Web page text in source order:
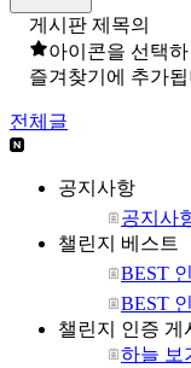
게시판 제목의
아이콘을 선택하
즐겨찾기에 추가
전체글
공지사항
공지사
챌린지 베스트
BEST
BEST
챌린지 인증 게
하늘 보